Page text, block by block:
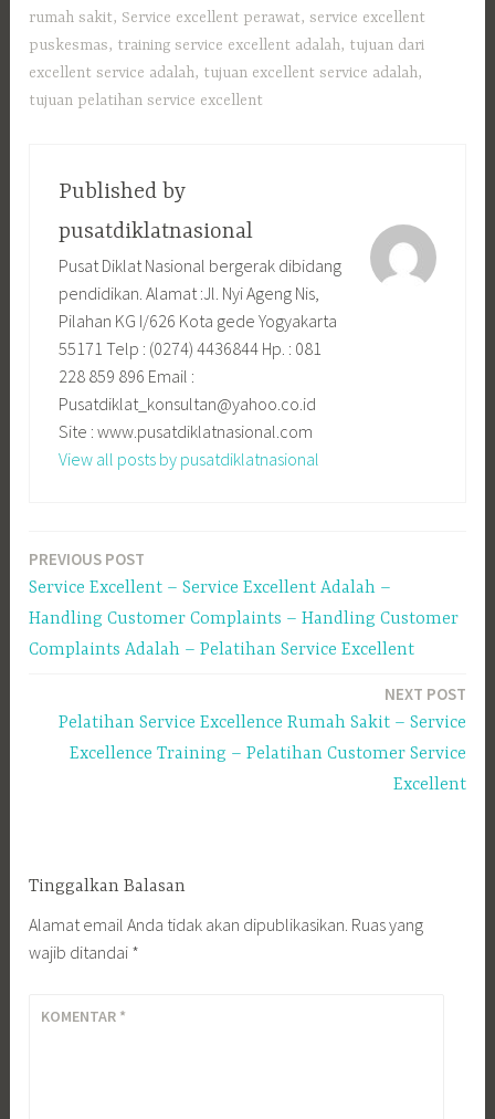
rumah sakit, Service excellent perawat,service excellent
puskesmas, training service excellent adalah, tujuan dari
excellent service adalah, tujuan excellent service adalah,
tujuan pelatihan service excellent
Published by
pusatdiklatnasional
Pusat Diklat Nasional bergerak dibidang
pendidikan. Alamat :Jl. Nyi Ageng Nis,
Pilahan KG I/626 Kota gede Yogyakarta
55171 Telp : (0274) 4436844 Hp. : 081
228 859 896 Email :
Pusatdiklat_konsultan@yahoo.co.id
Site : www.pusatdiklatnasional.com
View all posts by pusatdiklatnasional
Navigasi
PREVIOUS POST
Service Excellent – Service Excellent Adalah –
Handling Customer Complaints – Handling Customer
Complaints Adalah – Pelatihan Service Excellent
NEXT POST
Pelatihan Service Excellence Rumah Sakit – Service
Excellence Training – Pelatihan Customer Service
Excellent
Tinggalkan Balasan
Alamat email Anda tidak akan dipublikasikan. Ruas yang
wajib ditandai *
KOMENTAR *